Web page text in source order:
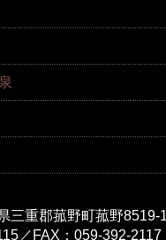
三重郡菰野町菰野8519-1
／FAX：059-392-2117